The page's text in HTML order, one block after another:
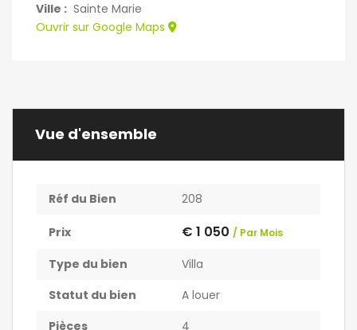
Ville : Sainte Marie
Ouvrir sur Google Maps
Vue d'ensemble
Réf du Bien 208
Prix € 1 050 / Par Mois
Type du bien
Villa
Statut du bien
A louer
Pièces
4